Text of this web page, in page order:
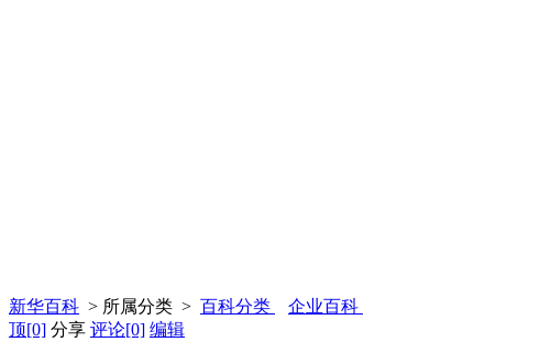
新华百科 > 所属分类 > 百科分类
企业百科
顶[0] 分享 评论[0] 编辑